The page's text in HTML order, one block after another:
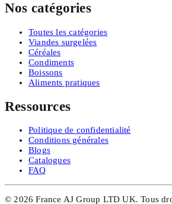
Nos catégories
Toutes les catégories
Viandes surgelées
Céréales
Condiments
Boissons
Aliments pratiques
Ressources
Politique de confidentialité
Conditions générales
Blogs
Catalogues
FAQ
©2026 France AJ Group LTD UK.Tous